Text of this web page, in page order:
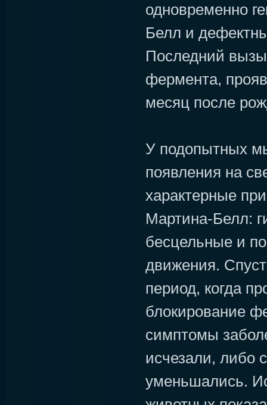
одновременно
Белл и
Последний
фермента,
месяц после
У подопытных
появления на
характерные
Мартина-Белл:
бесцельные и
движения.
период, когда
блокирование
симптомы
исчезали, либо
уменьшались.